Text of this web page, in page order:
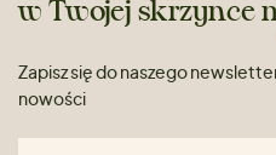
w Twojej skrzynce
Zapisz się do naszego
nowości